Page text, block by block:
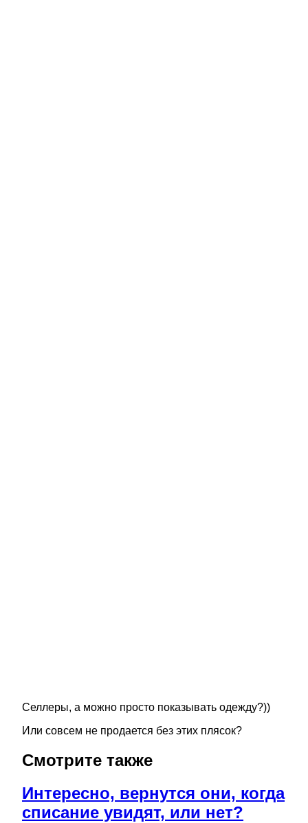
Селлеры, а можно просто показывать одежду?))
Или совсем не продается без этих плясок?
Смотрите также
Интересно, вернутся они, когда
списание увидят, или нет?